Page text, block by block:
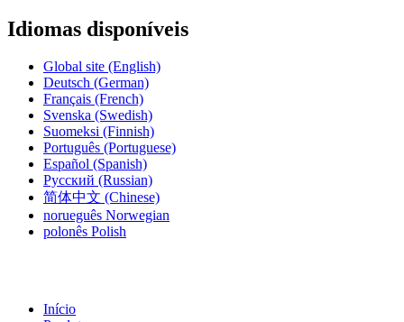
Idiomas disponíveis
Global site (English)
Deutsch (German)
Français (French)
Svenska (Swedish)
Suomeksi (Finnish)
Português (Portuguese)
Español (Spanish)
Русский (Russian)
简体中文 (Chinese)
norueguês Norwegian
polonês Polish
Início